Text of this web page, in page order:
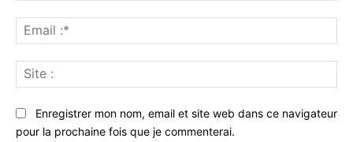
:*
:
Enregistrer mon nom, email et site web dans ce navigateur
pour la prochaine fois que je commenterai.